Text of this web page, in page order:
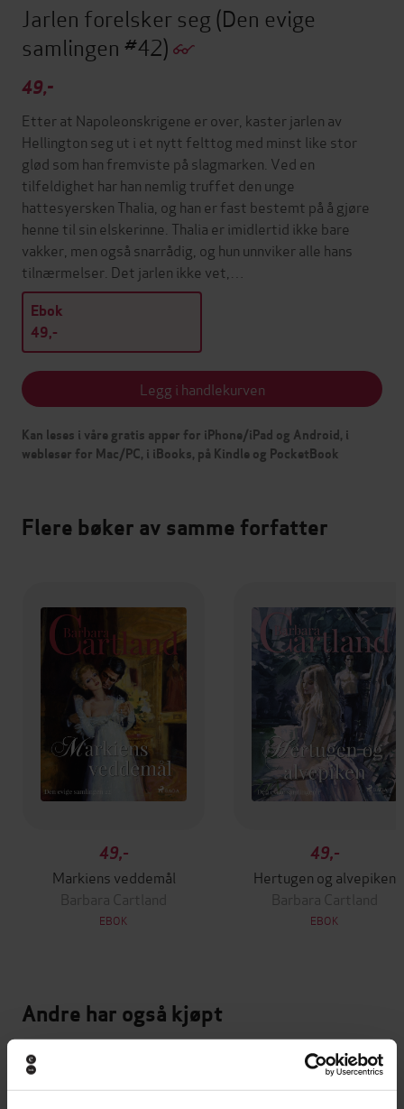
Jarlen forelsker seg (Den evige
samlingen #42)
49,-
Etter at Napoleonskrigene er over, kaster jarlen av
Hellington seg ut i et nytt felttog med minst like stor
glød som han fremviste på slagmarken. Ved en
tilfeldighet har han nemlig truffet den unge
hattesyersken Thalia, og han er fast bestemt på å gjøre
henne til sin elskerinne. Thalia er imidlertid ikke bare
vakker, men også snarrådig, og hun unnviker alle hans
tilnærmelser. Det jarlen ikke vet,…
Ebok
49,-
Legg i handlekurven
Kan leses i våre gratis apper for iPhone/iPad og Android, i
webleser for Mac/PC, i iBooks, på Kindle og PocketBook
Flere bøker av samme forfatter
49,-
Markiens veddemål
Barbara Cartland
EBOK
49,-
Hertugen og alvepiken
Barbara Cartland
EBOK
Andre har også kjøpt